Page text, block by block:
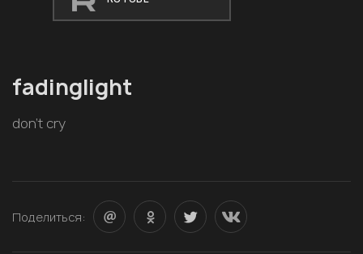
fadinglight
don’t cry
Поделиться: